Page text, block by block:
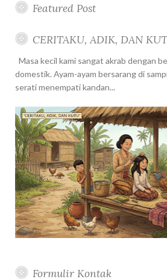
Featured Post
CERITAKU, ADIK, DAN
Masa kecil kami sangat akrab dengan
domestik. Ayam-ayam bersarang di
serati menempati kandan...
Formulir Kontak